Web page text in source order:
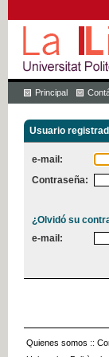
Principal
Usuario
e-mail:
Contraseña:
¿Olvidó su
e-mail:
Quienes somos ::